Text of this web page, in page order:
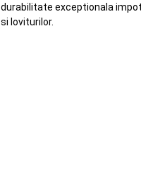
durabilitate exceptionala
si loviturilor.